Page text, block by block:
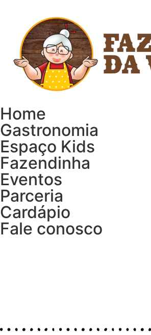
Home
Gastronomia
Espaço Kids
Fazendinha
Eventos
Parceria
Cardápio
Fale conosco